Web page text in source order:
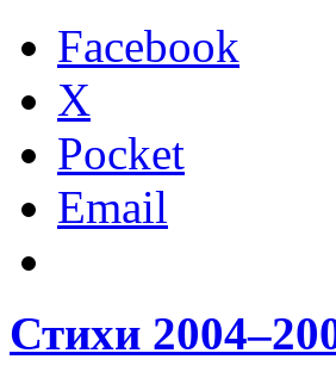
Facebook
X
Pocket
Email
Стихи